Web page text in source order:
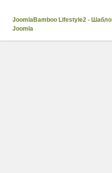
JoomlaBamboo Lifestyle2 -
Joomla